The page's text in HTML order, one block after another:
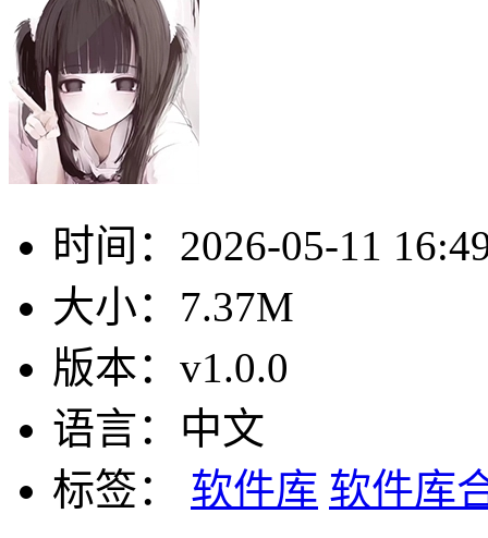
时间： 2026-05-11
大小： 7.37M
版本： v1.0.0
语言： 中文
标签：
软件库 软件库